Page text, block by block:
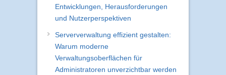
Entwicklungen, Herausforderungen
und Nutzerperspektiven
Serververwaltung effizient gestalten:
Warum moderne
Verwaltungsoberflächen für
Administratoren unverzichtbar werden